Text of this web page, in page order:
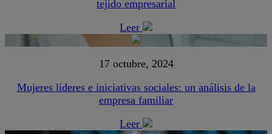
tejido empresarial
Leer
17 octubre, 2024
Mujeres líderes e iniciativas sociales: un análisis de la
empresa familiar
Leer